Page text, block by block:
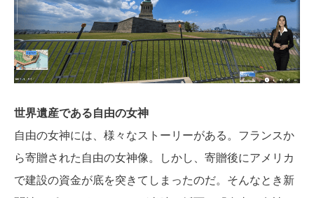
世界遺産である自由の女神
自由の女神には、様々なストーリーがある。フランスか
ら寄贈された自由の女神像。しかし、寄贈後にアメリカ
で建設の資金が底を突きてしまったのだ。そんなとき新